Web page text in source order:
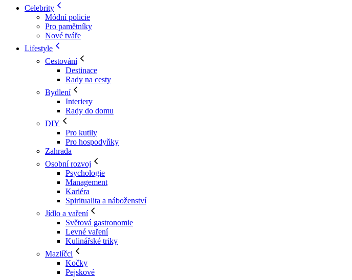
Celebrity
Módní policie
Pro pamětníky
Nové tváře
Lifestyle
Cestování
Destinace
Rady na cesty
Bydlení
Interiery
Rady do domu
DIY
Pro kutily
Pro hospodyňky
Zahrada
Osobní rozvoj
Psychologie
Management
Kariéra
Spiritualita a náboženství
Jídlo a vaření
Světová gastronomie
Levné vaření
Kulinářské triky
Mazlíčci
Kočky
Pejskové